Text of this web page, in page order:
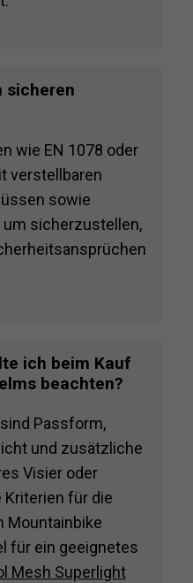
sicheren
wie EN 1078 oder
verstellbaren
sowie
sicherzustellen,
ich beim Kauf
beachten?
Passform,
und zusätzliche
Visier oder
für die
Mountainbike
für ein geeignetes
Mesh Superlight